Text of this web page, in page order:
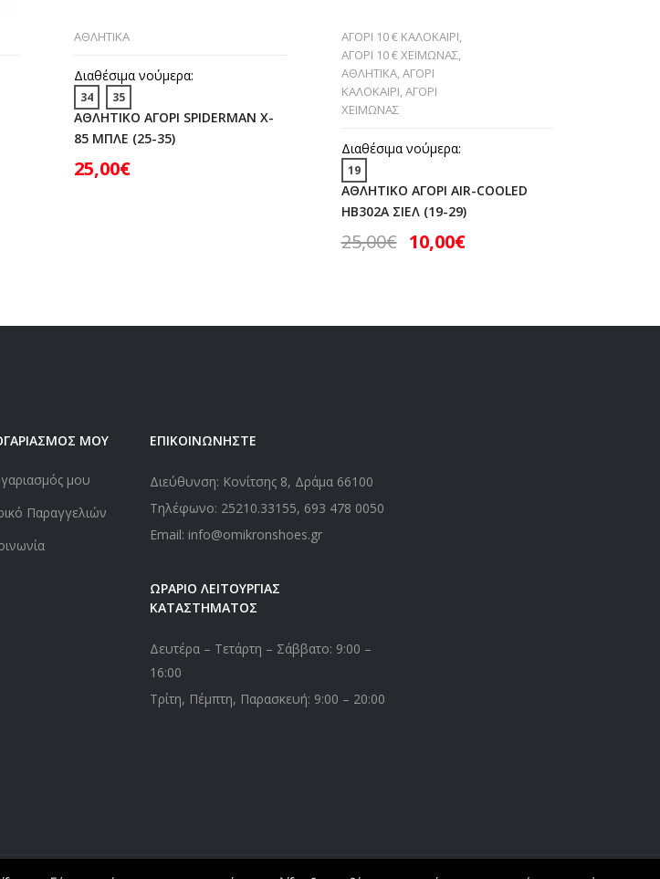
ΑΘΛΗΤΙΚΑ
Διαθέσιμα νούμερα:
34 35
ΑΘΛΗΤΙΚΟ ΑΓΟΡΙ SPIDERMAN X-
85 ΜΠΛΕ (25-35)
25,00€
ΑΓΟΡΙ 10 € ΚΑΛΟΚΑΙΡΙ,
ΑΓΟΡΙ 10 € ΧΕΙΜΩΝΑΣ,
ΑΘΛΗΤΙΚΑ,ΑΓΟΡΙ
ΚΑΛΟΚΑΙΡΙ,ΑΓΟΡΙ
ΧΕΙΜΩΝΑΣ
Διαθέσιμα νούμερα:
19
ΑΘΛΗΤΙΚΟ ΑΓΟΡΙ AIR-COOLED
HB302A ΣΙΕΛ (19-29)
25,00€ 10,00€
ΜΟΥ
μου
Παραγγελιών
ΕΠΙΚΟΙΝΩΝΗΣΤΕ
Διεύθυνση: Κονίτσης 8, Δράμα 66100
Τηλέφωνο: 25210.33155, 693 478 0050
Email: info@omikronshoes.gr
ΩΡΑΡΙΟ ΛΕΙΤΟΥΡΓΙΑΣ
ΚΑΤΑΣΤΗΜΑΤΟΣ
Δευτέρα – Τετάρτη – Σάββατο: 9:00 –
16:00
Τρίτη, Πέμπτη, Παρασκευή: 9:00 – 20:00